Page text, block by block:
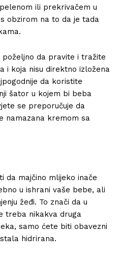
ili prekrivačem u
obzirom na to da je tada
poželjno da pravite i tražite
i koja nisu direktno izložena
da koristite
šator u kojem bi beba
se preporučuje da
namazana kremom sa
da majčino mlijeko inače
u ishrani vaše bebe, ali
žeđi. To znači da u
treba nikakva druga
samo ćete biti obavezni
hidrirana.